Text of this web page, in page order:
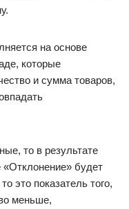
на основе
которые
и сумма товаров,
то в результате
«Отклонение» будет
это показатель того,
меньше,